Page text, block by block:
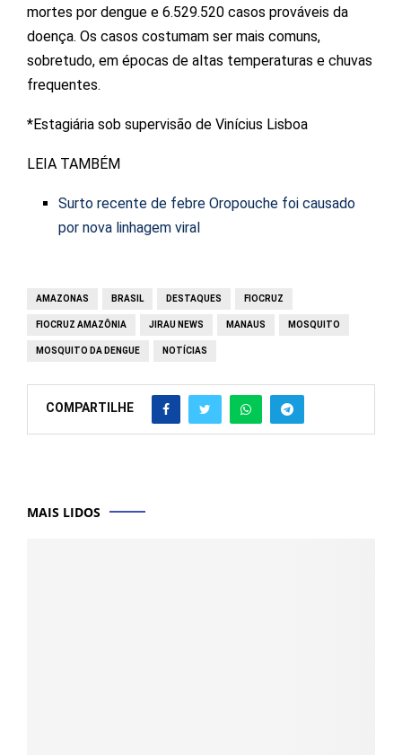
mortes por dengue e 6.529.520 casos prováveis da
doença. Os casos costumam ser mais comuns,
sobretudo, em épocas de altas temperaturas e chuvas
frequentes.
*Estagiária sob supervisão de Vinícius Lisboa
LEIA TAMBÉM
Surto recente de febre Oropouche foi causado
por nova linhagem viral
AMAZONAS BRASIL DESTAQUES FIOCRUZ
FIOCRUZ AMAZÔNIA JIRAU NEWS MANAUS MOSQUITO
MOSQUITO DA DENGUE NOTÍCIAS
COMPARTILHE
MAIS LIDOS